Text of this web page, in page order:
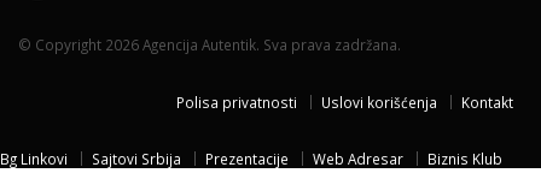
© Copyright 2026 Agencija Autentik. Sva prava zadržana.
Polisa privatnosti Uslovi korišćenja Kontakt
Bg Linkovi Sajtovi Srbija Prezentacije Web Adresar
Biznis Klub